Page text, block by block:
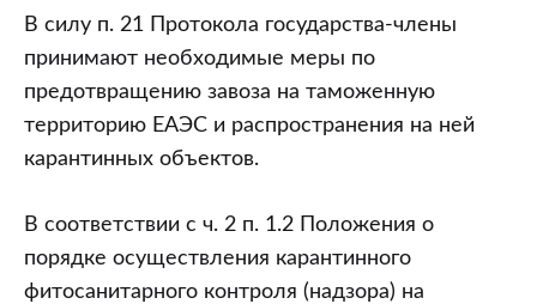
В силу п. 21 Протокола государства-члены
принимают необходимые меры по
предотвращению завоза на таможенную
территорию ЕАЭС и распространения на ней
карантинных объектов.
В соответствии с ч. 2 п. 1.2 Положения о
порядке осуществления карантинного
фитосанитарного контроля (надзора) на